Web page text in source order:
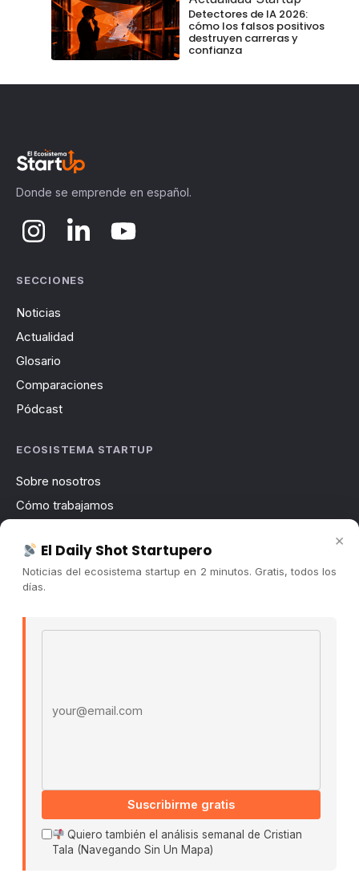
Detectores de IA 2026:
cómo los falsos positivos
destruyen carreras y
confianza
Donde se emprende en español.
SECCIONES
Noticias
Actualidad
Glosario
Comparaciones
Pódcast
ECOSISTEMA STARTUP
Sobre nosotros
Cómo trabajamos
Contacto
Publicidad
Es La Hora de Aprender ↗
Políticas De Privacidad · Términos De Uso
×
El Daily Shot Startupero
Noticias del ecosistema startup en 2 minutos. Gratis, todos los
días.
Suscribirme gratis
Quiero también el análisis semanal de Cristian
Tala (Navegando Sin Un Mapa)